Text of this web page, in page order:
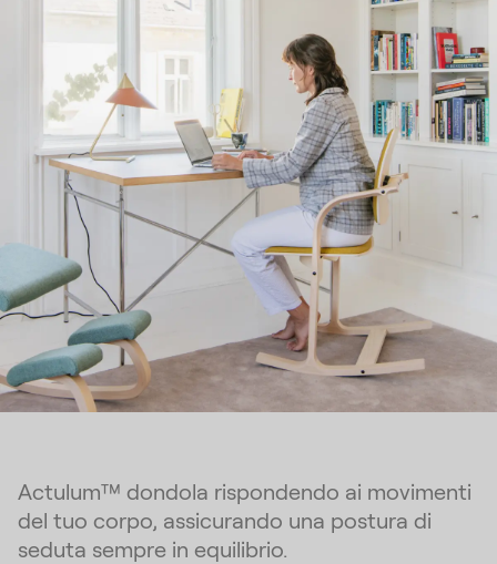
Actulum™ dondola rispondendo ai movimenti
del tuo corpo, assicurando una postura di
seduta sempre in equilibrio.